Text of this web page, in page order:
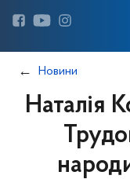
Новини
Наталія